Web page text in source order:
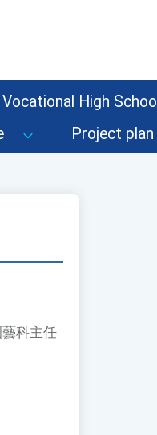
High School
Project plan
藝科主任